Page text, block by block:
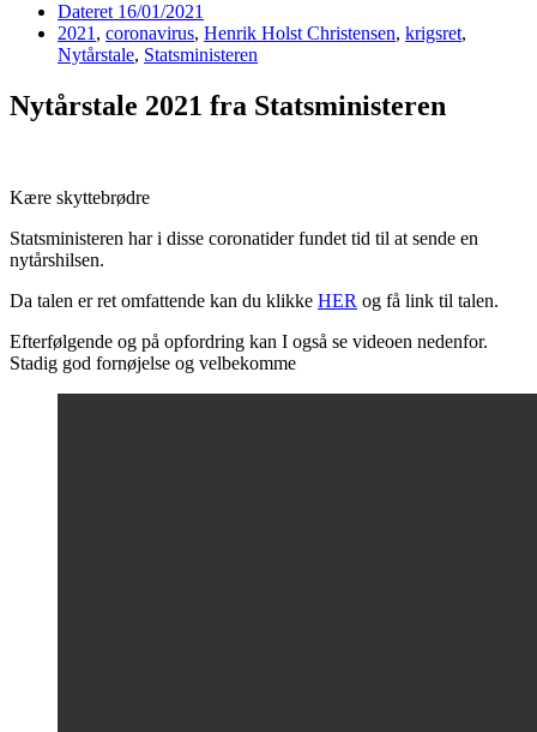
Dateret 16/01/2021
2021 , coronavirus, Henrik Holst Christensen, krigsret,
Nytårstale, Statsministeren
Nytårstale 2021 fra Statsministeren
Kære skyttebrødre
Statsministeren har i disse coronatider fundet tid til at sende en
nytårshilsen.
Da talen er ret omfattende kan du klikke HER og få link til talen.
Efterfølgende og på opfordring kan I også se videoen nedenfor.
Stadig god fornøjelse og velbekomme